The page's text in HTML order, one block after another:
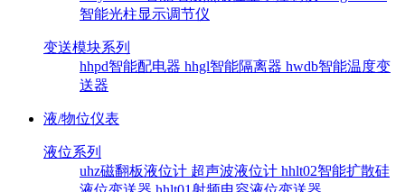
智能光柱显示调节仪
变送模块系列
hhpd智能配电器 hhgl智能隔离器 hwdb智能温度变
送器
液/物位仪表
液位系列
uhz磁翻板液位计 超声波液位计 hhlt02智能扩散硅